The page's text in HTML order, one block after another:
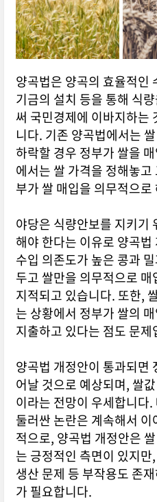
양곡법은 양곡의 효율적인
기금의 설치 등을 통해 식
써 국민경제에 이바지하는
니다. 기존 양곡법에서는
하락할 경우 정부가 쌀을
에서는 쌀 가격을 정해놓
부가 쌀 매입을 의무적으로
야당은 식량안보를 지키기
해야 한다는 이유로 양곡
수입 의존도가 높은 콩과
두고 쌀만을 의무적으로
지적되고 있습니다. 또한,
는 상황에서 정부가 쌀의
지출하고 있다는 점도 문제
양곡법 개정안이 통과되면
어날 것으로 예상되며, 쌀
이라는 전망이 우세합니다
둘러싼 논란은 계속해서
적으로, 양곡법 개정안은
는 긍정적인 측면이 있지
생산 문제 등 부작용도 존
가 필요합니다.